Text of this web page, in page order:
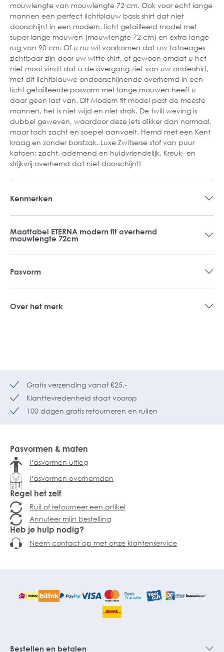
mouwlengte van mouwlengte 72 cm. Ook voor echt lange
mannen een perfect lichtblauw basis shirt dat niet
doorschijnt in een modern, licht getailleerd model met
super lange mouwen (mouwlengte 72 cm) en extra lange
rug van 90 cm. Of u nu wil voorkomen dat uw tatoeages
zichtbaar zijn door uw witte shirt, of gewoon omdat u het
niet mooi vindt dat u de overgang ziet van uw ondershirt,
met dit lichtblauwe ondoorschijnende overhemd in een
licht getailleerde pasvorm met lange mouwen heeft u
daar geen last van. Dit Modern fit model past de meeste
mannen, het is niet wijd en niet strak. De twill weving is
dubbel geweven, waardoor deze iets dikker dan normaal,
maar toch zacht en soepel aanvoelt. Hemd met een Kent
kraag en zonder borstzak. Luxe Zwitserse stof van puur
katoen: zacht, ademend en huidvriendelijk. Kreuk- en
strijkvrij overhemd dat niet doorschijnt!
Kenmerken
Maattabel ETERNA modern fit overhemd
mouwlengte 72cm
Pasvorm
Over het merk
Gratis verzending vanaf €25,-
Klanttevredenheid staat voorop
100 dagen gratis retourneren en ruilen
Pasvormen & maten
Pasvormen uitleg
Pasvormen overhemden
Regel het zelf
Ruil of retourneer een artikel
Annuleer mijn bestelling
Heb je hulp nodig?
Neem contact op met onze klantenservice
Bestellen en betalen